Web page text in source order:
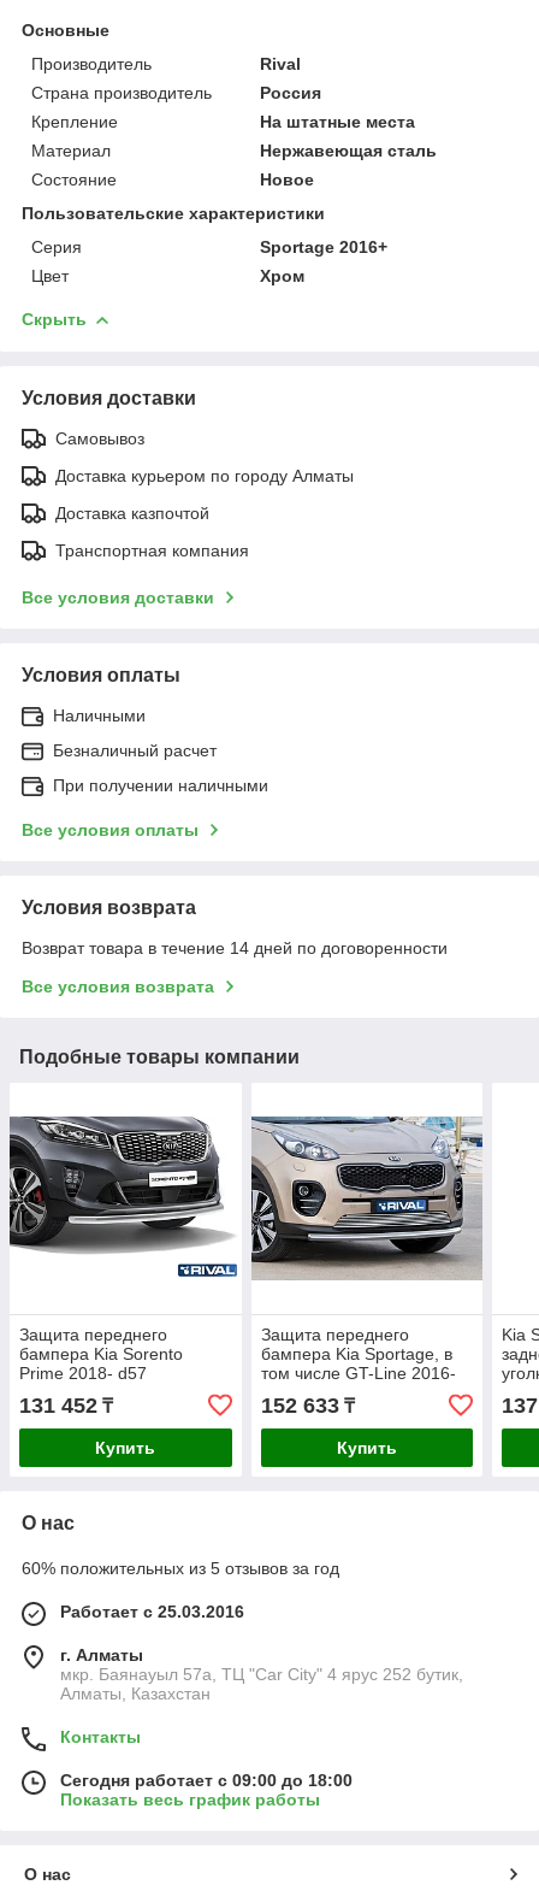
Основные
Производитель
Rival
Страна производитель
Россия
Крепление
На штатные места
Материал
Нержавеющая сталь
Состояние
Новое
Пользовательские характеристики
Серия
Sportage 2016+
Цвет
Хром
Скрыть
Условия доставки
Самовывоз
Доставка курьером по городу Алматы
Доставка казпочтой
Транспортная компания
Все условия доставки
Условия оплаты
Наличными
Безналичный расчет
При получении наличными
Все условия оплаты
Условия возврата
Возврат товара в течение 14 дней по договоренности
Все условия возврата
Подобные товары компании
Защита переднего
бампера Kia Sorento
Prime 2018- d57
131 452 ₸
Купить
Защита переднего
бампера Kia Sportage, в
том числе GT-Line 2016-
152 633₸
Купить
Kia
О нас
60% положительных из 5 отзывов за год
Работает с 25.03.2016
г. Алматы
мкр. Баянауыл 57а, ТЦ "Car Сity" 4 ярус 252 бутик,
Алматы, Казахстан
Контакты
Сегодня работает с 09:00 до 18:00
Показать весь график работы
О нас